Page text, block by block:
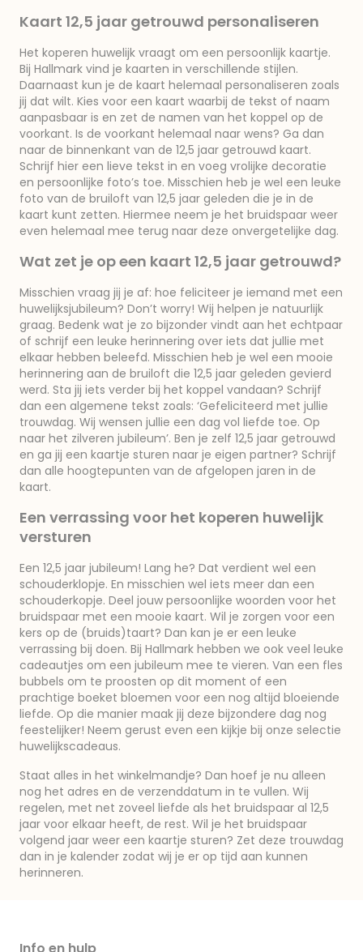
Kaart 12,5 jaar getrouwd personaliseren
Het koperen huwelijk vraagt om een persoonlijk kaartje.
Bij Hallmark vind je kaarten in verschillende stijlen.
Daarnaast kun je de kaart helemaal personaliseren zoals
jij dat wilt. Kies voor een kaart waarbij de tekst of naam
aanpasbaar is en zet de namen van het koppel op de
voorkant. Is de voorkant helemaal naar wens? Ga dan
naar de binnenkant van de 12,5 jaar getrouwd kaart.
Schrijf hier een lieve tekst in en voeg vrolijke decoratie
en persoonlijke foto’s toe. Misschien heb je wel een leuke
foto van de bruiloft van 12,5 jaar geleden die je in de
kaart kunt zetten. Hiermee neem je het bruidspaar weer
even helemaal mee terug naar deze onvergetelijke dag.
Wat zet je op een kaart 12,5 jaar getrouwd?
Misschien vraag jij je af: hoe feliciteer je iemand met een
huwelijksjubileum? Don’t worry! Wij helpen je natuurlijk
graag. Bedenk wat je zo bijzonder vindt aan het echtpaar
of schrijf een leuke herinnering over iets dat jullie met
elkaar hebben beleefd. Misschien heb je wel een mooie
herinnering aan de bruiloft die 12,5 jaar geleden gevierd
werd. Sta jij iets verder bij het koppel vandaan? Schrijf
dan een algemene tekst zoals: ‘Gefeliciteerd met jullie
trouwdag. Wij wensen jullie een dag vol liefde toe. Op
naar het zilveren jubileum’. Ben je zelf 12,5 jaar getrouwd
en ga jij een kaartje sturen naar je eigen partner? Schrijf
dan alle hoogtepunten van de afgelopen jaren in de
kaart.
Een verrassing voor het koperen huwelijk
versturen
Een 12,5 jaar jubileum! Lang he? Dat verdient wel een
schouderklopje. En misschien wel iets meer dan een
schouderkopje. Deel jouw persoonlijke woorden voor het
bruidspaar met een mooie kaart. Wil je zorgen voor een
kers op de (bruids)taart? Dan kan je er een leuke
verrassing bij doen. Bij Hallmark hebben we ook veel leuke
cadeautjes om een jubileum mee te vieren. Van een fles
bubbels om te proosten op dit moment of een
prachtige boeket bloemen voor een nog altijd bloeiende
liefde. Op die manier maak jij deze bijzondere dag nog
feestelijker! Neem gerust even een kijkje bij onze selectie
huwelijkscadeaus.
Staat alles in het winkelmandje? Dan hoef je nu alleen
nog het adres en de verzenddatum in te vullen. Wij
regelen, met net zoveel liefde als het bruidspaar al 12,5
jaar voor elkaar heeft, de rest. Wil je het bruidspaar
volgend jaar weer een kaartje sturen? Zet deze trouwdag
dan in je kalender zodat wij je er op tijd aan kunnen
herinneren.